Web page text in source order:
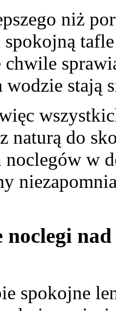
niż
chwile
wodzie⁢ stają
naturą do
w
spokojne